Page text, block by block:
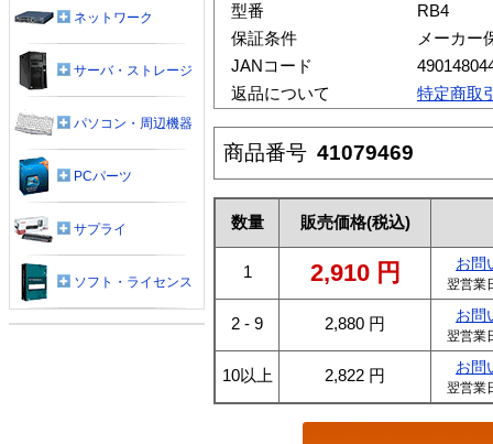
型番
RB4
保証条件
メーカー
JANコード
返品について
特定商取
商品番号 41079469
数量 販売価格(税込)
1 2,910 円 お問
翌営業
2 - 9 2,880 円 お問
翌営業
10以上 2,822 円 お問
翌営業
ネットワーク
サーバ・ストレージ
パソコン・周辺機器
PCパーツ
サプライ
ソフト・ライセンス